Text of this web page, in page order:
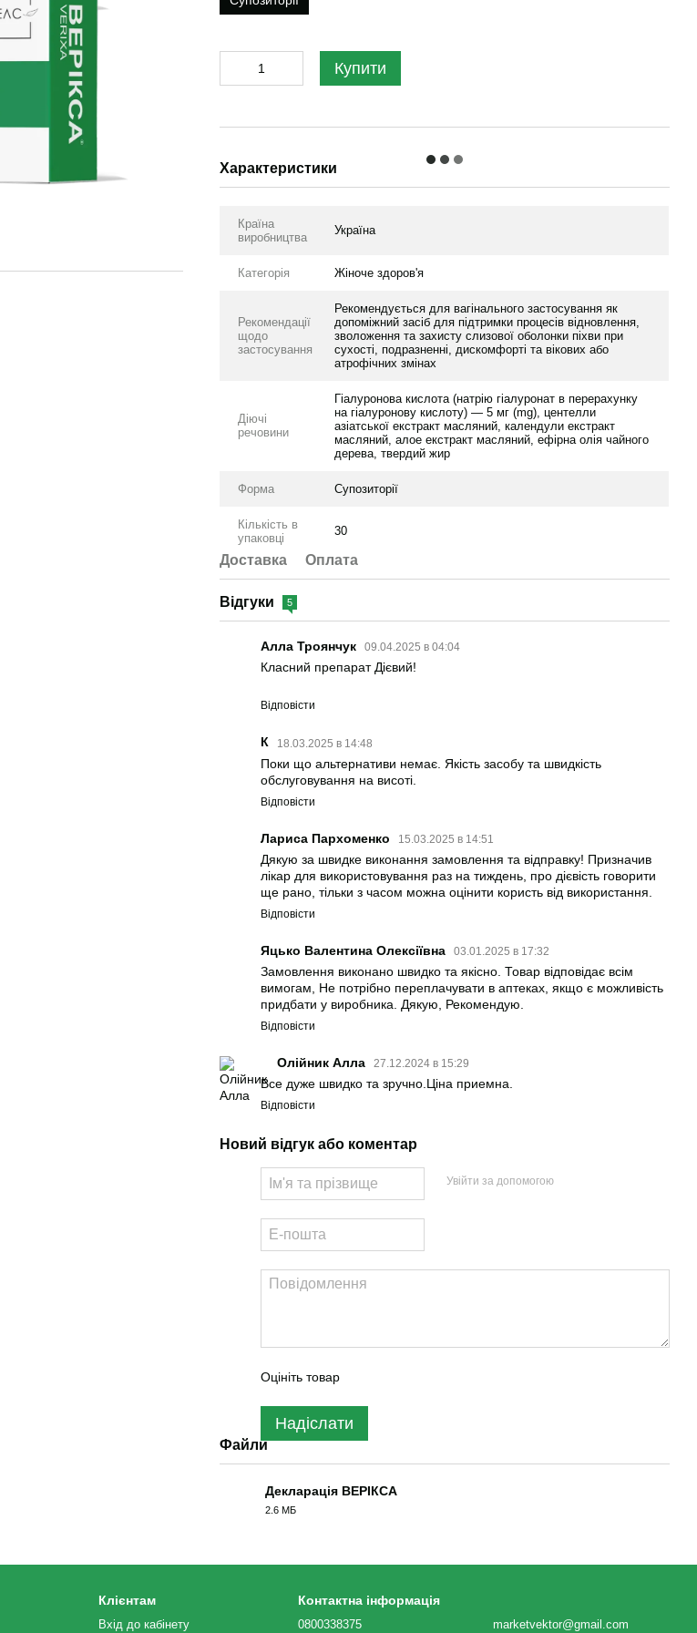
Купити
Характеристики
Країна
виробництва
Україна
Категорія Жіноче здоров'я
Рекомендації
щодо
застосування
Рекомендується для вагінального застосування як
допоміжний засіб для підтримки процесів відновлення,
зволоження та захисту слизової оболонки піхви при
сухості, подразненні, дискомфорті та вікових або
атрофічних змінах
Діючі
речовини
Гіалуронова кислота (натрію гіалуронат в перерахунку
на гіалуронову кислоту) — 5 мг (mg), центелли
азіатської екстракт масляний, календули екстракт
масляний, алое екстракт масляний, ефірна олія чайного
дерева, твердий жир
Форма Супозиторії
Кількість в
упаковці
30
Доставка Оплата
Відгуки 5
Алла Троянчук 09.04.2025 в 04:04
Класний препарат Дієвий!
Відповісти
К 18.03.2025 в 14:48
Поки що альтернативи немає. Якість засобу та швидкість
обслуговування на висоті.
Відповісти
Лариса Пархоменко 15.03.2025 в 14:51
Дякую за швидке виконання замовлення та відправку! Призначив
лікар для використовування раз на тиждень, про дієвість говорити
ще рано, тільки з часом можна оцінити користь від використання.
Відповісти
Яцько Валентина Олексіївна 03.01.2025 в 17:32
Замовлення виконано швидко та якісно. Товар відповідає всім
вимогам, Не потрібно переплачувати в аптеках, якщо є можливість
придбати у виробника. Дякую, Рекомендую.
Відповісти
Олійник Алла 27.12.2024 в 15:29
Все дуже швидко та зручно.Ціна приемна.
Відповісти
Новий відгук або коментар
Увійти за допомогою
Оцініть товар
Надіслати
Файли
Декларація ВЕРІКСА
2.6 МБ
Клієнтам
Вхід до кабінету
Контактна інформація
0800338375 marketvektor@gmail.com